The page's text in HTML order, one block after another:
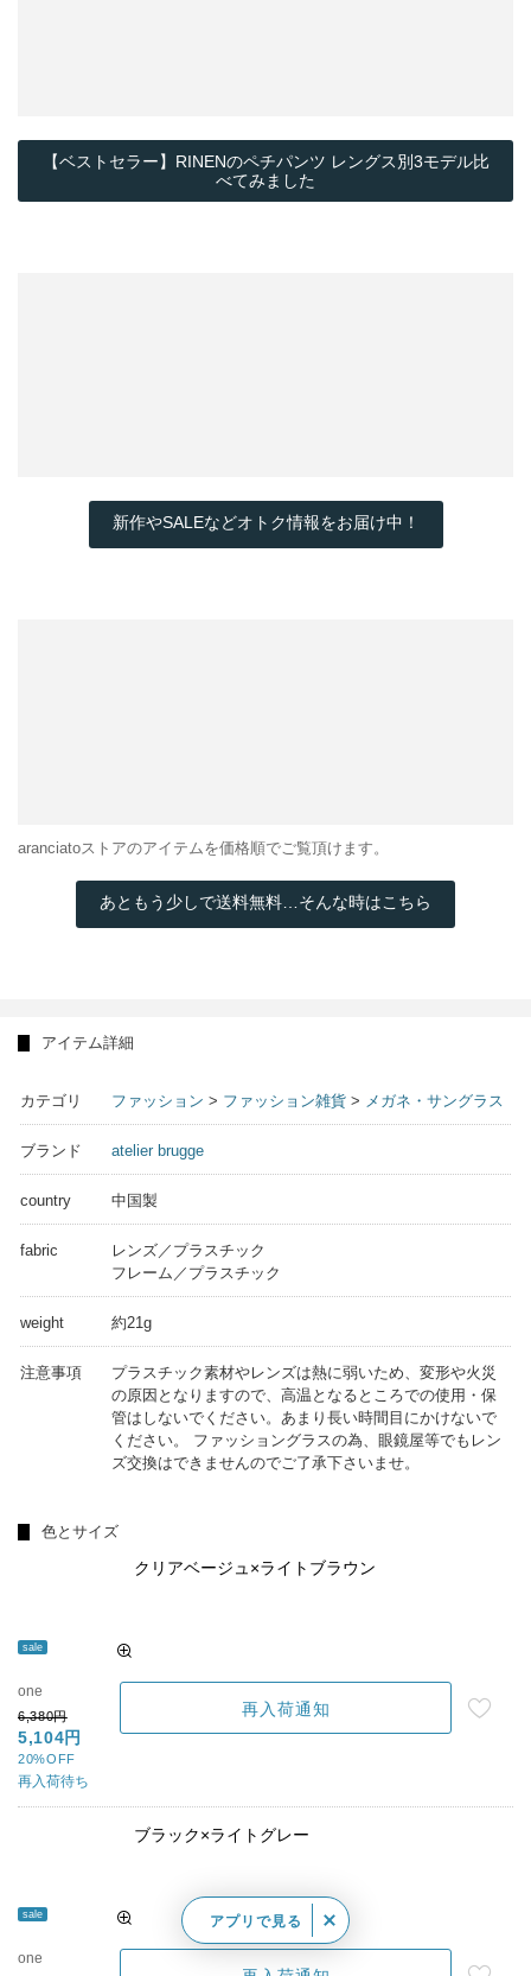
【ベストセラー】RINENのペチパンツ レングス別3モデル比
べてみました
新作やSALEなどオトク情報をお届け中！
aranciatoストアのアイテムを価格順でご覧頂けます。
あともう少しで送料無料…そんな時はこちら
アイテム詳細
カテゴリ ファッション > ファッション雑貨 > メガネ・サングラス
ブランド atelier brugge
country 中国製
fabric
レンズ／プラスチック
フレーム／プラスチック
weight 約21g
注意事項
プラスチック素材やレンズは熱に弱いため、変形や火災
の原因となりますので、高温となるところでの使用・保
管はしないでください。あまり長い時間目にかけないで
ください。 ファッショングラスの為、眼鏡屋等でもレン
ズ交換はできませんのでご了承下さいませ。
色とサイズ
sale
クリアベージュ×ライトブラウン
one
6,380円
5,104円
20%OFF
再入荷待ち
再入荷通知
sale
ブラック×ライトグレー
one
アプリで見る